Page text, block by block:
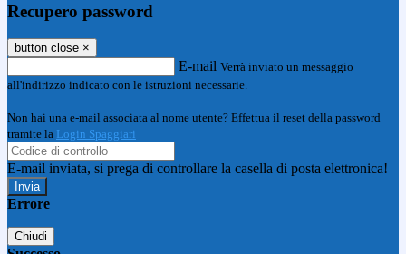
Recupero password
button close ×
E-mail Verrà inviato un messaggio
all'indirizzo indicato con le istruzioni necessarie.
Non hai una e-mail associata al nome utente? Effettua il reset della password
tramite la Login Spaggiari
E-mail inviata, si prega di controllare la casella di posta elettronica!
Errore
Chiudi